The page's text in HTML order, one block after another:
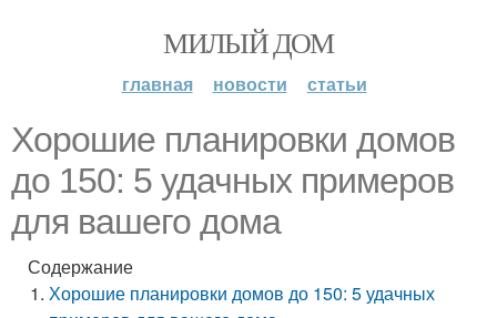
МИЛЫЙ ДОМ
главная новости статьи
Хорошие планировки домов
до 150: 5 удачных примеров
для вашего дома
Содержание
Хорошие планировки домов до 150: 5 удачных